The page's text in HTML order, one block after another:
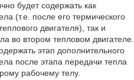
будет содержать как
(т.е. после его термического
двигателя), так и
во втором тепловом двигателе.
этап дополнительного
после этапа передачи тепла
рабочему телу.